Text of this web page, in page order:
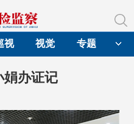
视 视觉 专题
娟办证记